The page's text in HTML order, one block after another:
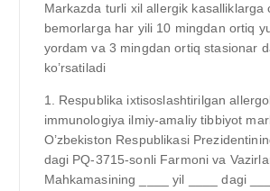
Markazda turli xil allergik kasalliklarga
bemorlarga har yili 10 mingdan ortiq
yordam va 3 mingdan ortiq stasionar
ko’rsatiladi
1. Respublika ixtisoslashtirilgan
immunologiya ilmiy-amaliy tibbiyot
O’zbekiston Respublikasi
dagi PQ-3715-sonli Farmoni va
Mahkamasining ____ yil ____ dagi